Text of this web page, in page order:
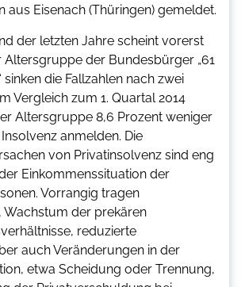
aus Eisenach (Thüringen) gemeldet.
der letzten Jahre scheint vorerst
Altersgruppe der Bundesbürger „61
sinken die Fallzahlen nach zwei
Vergleich zum 1. Quartal 2014
Altersgruppe 8,6 Prozent weniger
anmelden. Die
von Privatinsolvenz sind eng
Einkommenssituation der
Vorrangig tragen
Wachstum der prekären
reduzierte
auch Veränderungen in der
etwa Scheidung oder Trennung,